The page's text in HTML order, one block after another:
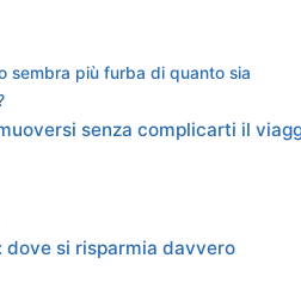
sembra più furba di quanto sia
senza complicarti il
si risparmia davvero